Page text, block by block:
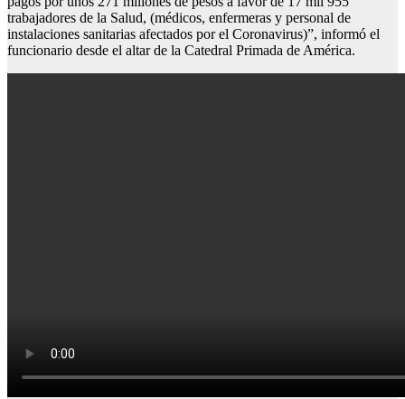
trabajadores de la Salud, (médicos, enfermeras y personal de
instalaciones sanitarias afectados por el Coronavirus)”, informó el
funcionario desde el altar de la Catedral Primada de América.